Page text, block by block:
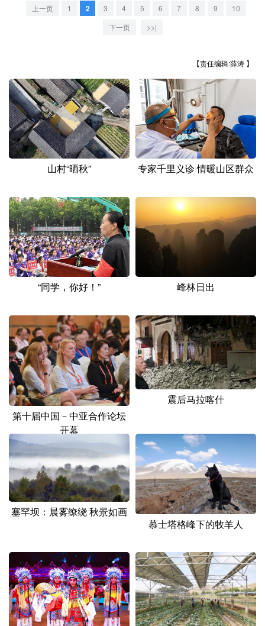
天津 河北
山东 河南 湖北
广东 广西 海南 重庆
四川 贵州 云南 西藏
青海 宁夏
新疆 内蒙古 黑龙江
多语种频道
English Español Français
Русский язык
Português
上一页 1 2 3 4 5 6 7 8 9
10
下一页
>>|
【责任编辑:薛涛 】
山村“晒秋” 专家千里义诊 情暖山区群众
“同学，你好！” 峰林日出
第十届中国－中亚合作论坛
开幕
震后马拉喀什
塞罕坝：晨雾缭绕 秋景如画
慕士塔格峰下的牧羊人